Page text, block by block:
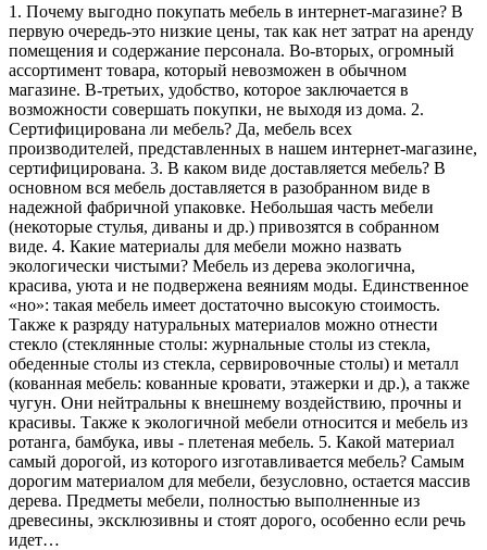
1. Почему выгодно покупать мебель в интернет-магазине? В
первую очередь-это низкие цены, так как нет затрат на аренду
помещения и содержание персонала. Во-вторых, огромный
ассортимент товара, который невозможен в обычном
магазине. В-третьих, удобство, которое заключается в
возможности совершать покупки, не выходя из дома. 2.
Сертифицирована ли мебель? Да, мебель всех
производителей, представленных в нашем интернет-магазине,
сертифицирована. 3. В каком виде доставляется мебель? В
основном вся мебель доставляется в разобранном виде в
надежной фабричной упаковке. Небольшая часть мебели
(некоторые стулья, диваны и др.) привозятся в собранном
виде. 4. Какие материалы для мебели можно назвать
экологически чистыми? Мебель из дерева экологична,
красива, уюта и не подвержена веяниям моды. Единственное
«но»: такая мебель имеет достаточно высокую стоимость.
Также к разряду натуральных материалов можно отнести
стекло (стеклянные столы: журнальные столы из стекла,
обеденные столы из стекла, сервировочные столы) и металл
(кованная мебель: кованные кровати, этажерки и др.), а также
чугун. Они нейтральны к внешнему воздействию, прочны и
красивы. Также к экологичной мебели относится и мебель из
ротанга, бамбука, ивы - плетеная мебель. 5. Какой материал
самый дорогой, из которого изготавливается мебель? Самым
дорогим материалом для мебели, безусловно, остается массив
дерева. Предметы мебели, полностью выполненные из
древесины, эксклюзивны и стоят дорого, особенно если речь
идет…